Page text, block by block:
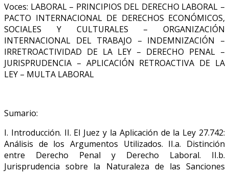
Voces: LABORAL – PRINCIPIOS DEL DERECHO LABORAL –
PACTO INTERNACIONAL DE DERECHOS ECONÓMICOS,
SOCIALES Y CULTURALES – ORGANIZACIÓN
INTERNACIONAL DEL TRABAJO – INDEMNIZACIÓN –
IRRETROACTIVIDAD DE LA LEY – DERECHO PENAL –
JURISPRUDENCIA – APLICACIÓN RETROACTIVA DE LA
LEY – MULTA LABORAL
Sumario:
I. Introducción. II. El Juez y la Aplicación de la Ley 27.742:
Análisis de los Argumentos Utilizados. II.a. Distinción
entre Derecho Penal y Derecho Laboral. II.b.
Jurisprudencia sobre la Naturaleza de las Sanciones